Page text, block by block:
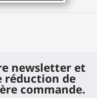
newsletter et
réduction de
commande.